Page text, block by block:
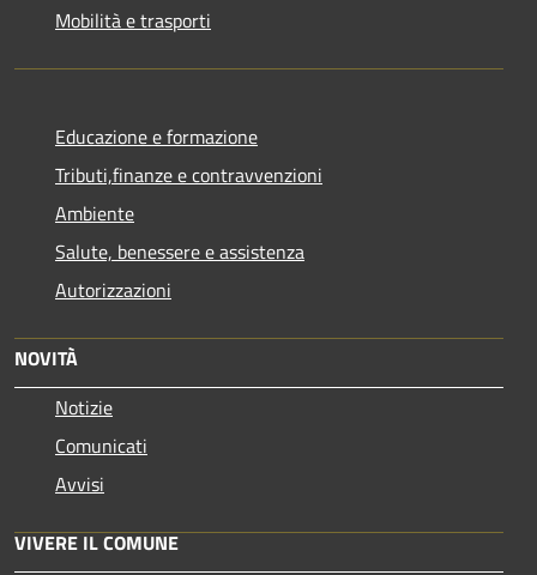
Mobilità e trasporti
Educazione e formazione
Tributi,finanze e contravvenzioni
Ambiente
Salute, benessere e assistenza
Autorizzazioni
NOVITÀ
Notizie
Comunicati
Avvisi
VIVERE IL COMUNE